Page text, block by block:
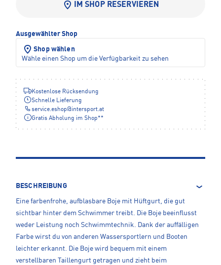
IM SHOP RESERVIEREN
Ausgewählter Shop
Shop wählen
Wähle einen Shop um die Verfügbarkeit zu sehen
Kostenlose Rücksendung
Schnelle Lieferung
service.eshop@intersport.at
Gratis Abholung im Shop**
BESCHREIBUNG
Eine farbenfrohe, aufblasbare Boje mit Hüftgurt, die gut
sichtbar hinter dem Schwimmer treibt. Die Boje beeinflusst
weder Leistung noch Schwimmtechnik. Dank der auffälligen
Farbe wirst du von anderen Wassersportlern und Booten
leichter erkannt. Die Boje wird bequem mit einem
verstellbaren Taillengurt getragen und zieht beim